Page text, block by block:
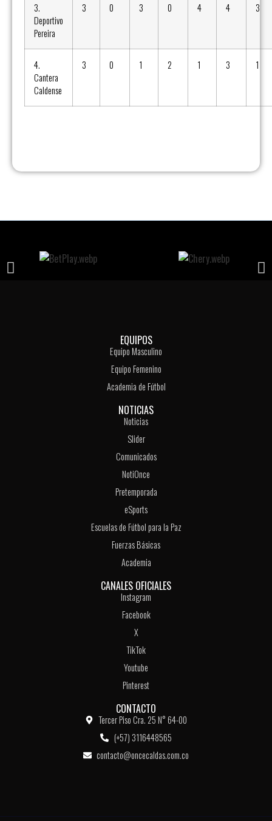
3.
Deportivo
Pereira
3 0 3 0 4 4 3
4.
Cantera
Caldense
3 0 1 2 1 3 1
EQUIPOS
Equipo Masculino
Equipo Femenino
Academia de Fútbol
NOTICIAS
Noticias
Slider
Comunicados
NotiOnce
Pretemporada
eSports
Escuelas de Fútbol para la Paz
Fuerzas Básicas
Academia
CANALES OFICIALES
Instagram
Facebook
X
TikTok
Youtube
Pinterest
CONTACTO
Tercer Piso Cra. 25 N° 64-00
(+57) 3116448565
contacto@oncecaldas.com.co